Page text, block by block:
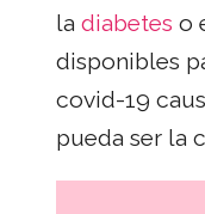
la diabetes o
disponibles
covid-19
pueda ser la